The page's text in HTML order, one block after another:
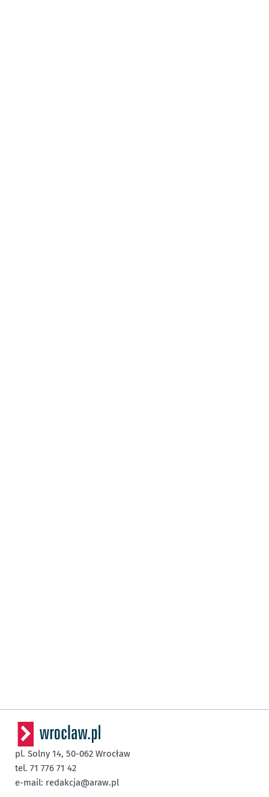
pl. Solny 14, 50-062 Wrocław
tel. 71 776 71 42
e-mail: redakcja@araw.pl